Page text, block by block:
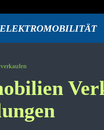
ELEKTROMOBILITÄT